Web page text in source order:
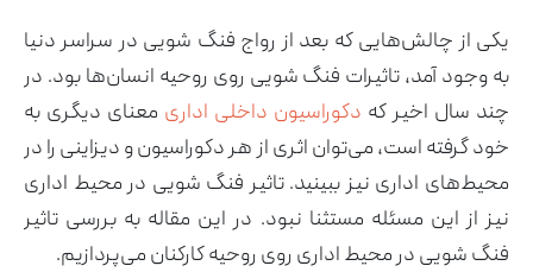
آرشیو مقالات
پروژه ها
درباره ما
یکی از چالش‌هایی که بعد از رواج فنگ شویی در سراسر دنیا
به وجود آمد، تاثیرات فنگ شویی روی روحیه انسان‌ها بود. در
چند سال اخیر که دکوراسیون داخلی اداری معنای دیگری به
خود گرفته است، می‌توان اثری از هر دکوراسیون و دیزاینی را در
محیط‌های اداری نیز ببینید. تاثیر فنگ شویی در محیط اداری
نیز از این مسئله مستثنا نبود. در این مقاله به بررسی تاثیر
فنگ شویی در محیط اداری روی روحیه کارکنان می‌پردازیم.